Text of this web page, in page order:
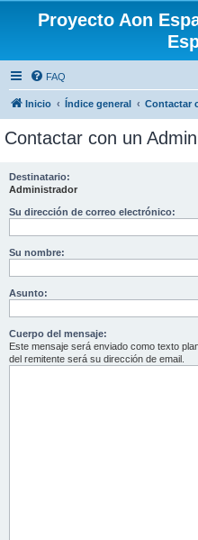
Proyecto Aon
FAQ
Inicio Índice general Contactar
Contactar con un
Destinatario:
Administrador
Su dirección de correo electrónico:
Su nombre:
Asunto:
Cuerpo del mensaje:
Este mensaje será enviado como texto
del remitente será su dirección de email.